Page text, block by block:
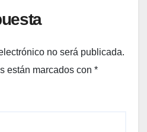
no será publicada.
están marcados con *